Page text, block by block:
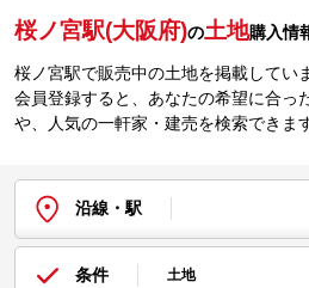
桜ノ宮駅(大阪府)の土地購入情
桜ノ宮駅で販売中の土地を掲載してい
会員登録すると、あなたの希望に合っ
や、人気の一軒家・建売を検索できます
沿線・駅
条件 土地